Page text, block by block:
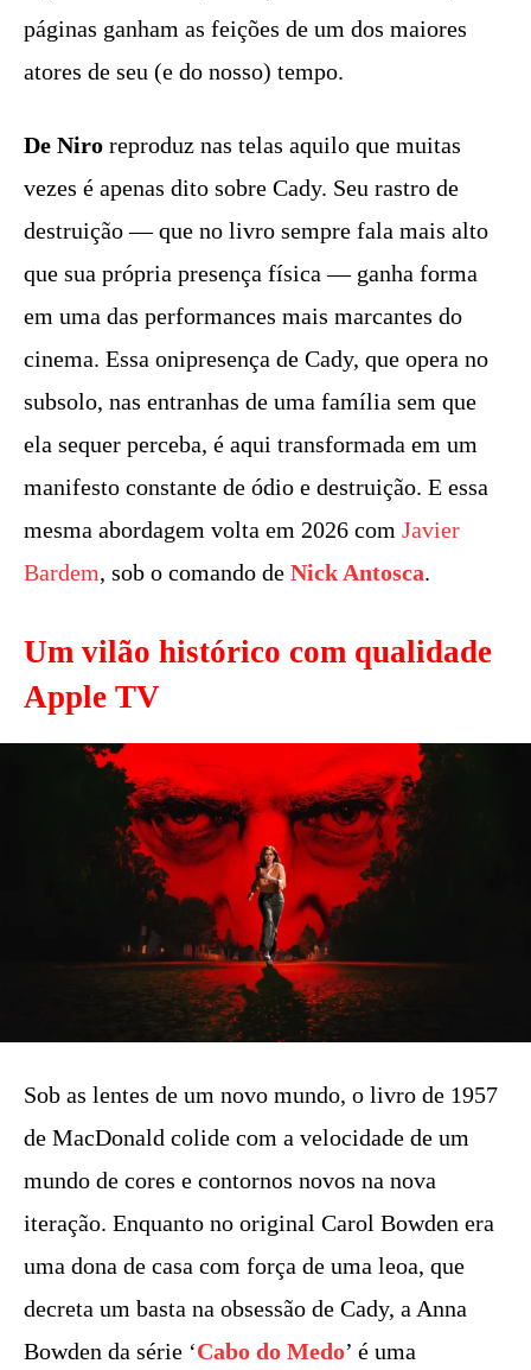
páginas ganham as feições de um dos maiores
atores de seu (e do nosso) tempo.
De Niro reproduz nas telas aquilo que muitas
vezes é apenas dito sobre Cady. Seu rastro de
destruição — que no livro sempre fala mais alto
que sua própria presença física — ganha forma
em uma das performances mais marcantes do
cinema. Essa onipresença de Cady, que opera no
subsolo, nas entranhas de uma família sem que
ela sequer perceba, é aqui transformada em um
manifesto constante de ódio e destruição. E essa
mesma abordagem volta em 2026 com Javier
Bardem, sob o comando de Nick Antosca.
Um vilão histórico com qualidade
Apple TV
Sob as lentes de um novo mundo, o livro de 1957
de MacDonald colide com a velocidade de um
mundo de cores e contornos novos na nova
iteração. Enquanto no original Carol Bowden era
uma dona de casa com força de uma leoa, que
decreta um basta na obsessão de Cady, a Anna
Bowden da série ‘Cabo do Medo’ é uma